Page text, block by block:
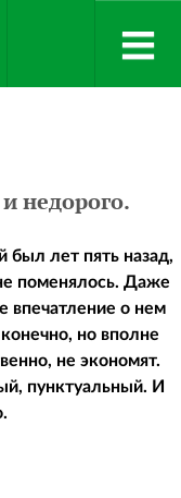
недорого.
был лет пять назад,
поменялось. Даже
впечатление о нем
но вполне
не экономят.
пунктуальный. И